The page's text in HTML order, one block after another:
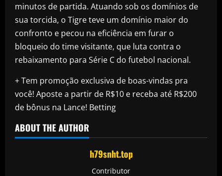
minutos de partida. Atuando sob os domínios de
sua torcida, o Tigre teve um domínio maior do
confronto e pecou na eficiência em furar o
bloqueio do time visitante, que luta contra o
rebaixamento para Série C do futebol nacional.
+ Tem promoção exclusiva de boas-vindas pra
você! Aposte a partir de R$10 e receba até R$200
de bônus na Lance! Betting
ABOUT THE AUTHOR
h79snht.top
Contributor